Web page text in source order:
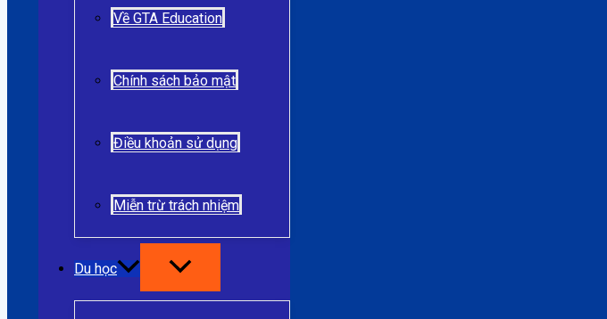
Về GTA Education
Chính sách bảo mật
Điều khoản sử dụng
Miễn trừ trách nhiệm
Du học